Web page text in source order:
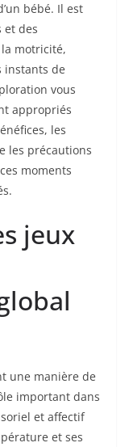
bébé. Il est
et des
motricité,
instants de
vous
appropriés
les
les précautions
moments
jeux
une manière de
important dans
et affectif
et ses